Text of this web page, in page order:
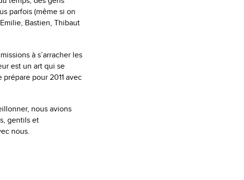
parfois (même si on
Bastien, Thibaut
à s’arracher les
est un art qui se
pour 2011 avec
nous avions
gentils et
nous.